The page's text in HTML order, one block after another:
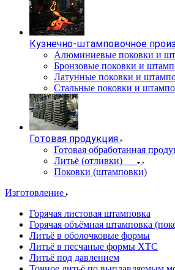
Кузнечно-штамповочное
Алюминиевые поковки и
Бронзовые поковки и
Латунные поковки и
Стальные поковки и
Готовая продукция
Готовая обработанная
Литьё (отливки)
Поковки (штамповки)
Изготовление
Горячая листовая штамповка
Горячая объёмная штамповка
Литьё в оболочковые формы
Литьё в песчаные формы ХТС
Литьё под давлением